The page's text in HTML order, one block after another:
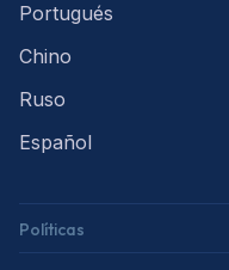
Portugués
Chino
Ruso
Español
Políticas